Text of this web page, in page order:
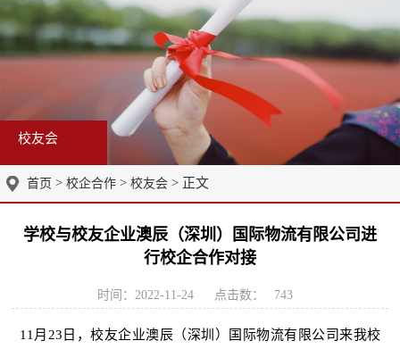
校友会
首页 > 校企合作 > 校友会 > 正文
学校与校友企业澳辰（深圳）国际物流有限公司进
行校企合作对接
时间：2022-11-24 点击数： 743
11月23日，校友企业澳辰（深圳）国际物流有限公司来我校